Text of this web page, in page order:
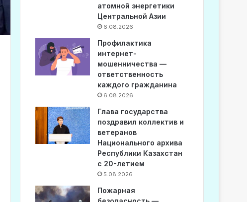
атомной энергетики
Центральной Азии
6.08.2026
Профилактика
интернет-
мошенничества —
ответственность
каждого гражданина
6.08.2026
Глава государства
поздравил коллектив и
ветеранов
Национального архива
Республики Казахстан
с 20-летием
5.08.2026
Пожарная